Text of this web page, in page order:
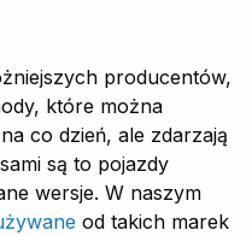
producentów,
które można
co dzień, ale zdarzają
są to pojazdy
wersje. W naszym
od takich marek